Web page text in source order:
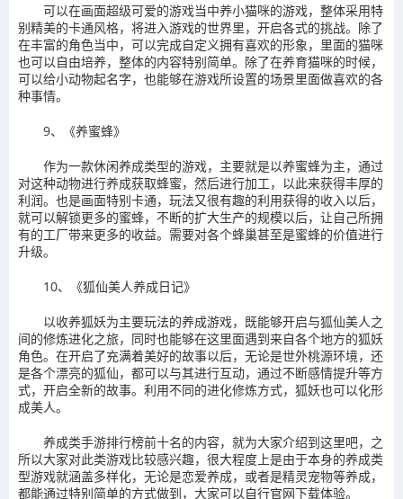
可以在画面超级可爱的游戏当中养小猫咪的游戏，整体采用特
别精美的卡通风格，将进入游戏的世界里，开启各式的挑战。除了
在丰富的角色当中，可以完成自定义拥有喜欢的形象，里面的猫咪
也可以自由培养，整体的内容特别简单。除了在养育猫咪的时候，
可以给小动物起名字，也能够在游戏所设置的场景里面做喜欢的各
种事情。
9、《养蜜蜂》
作为一款休闲养成类型的游戏，主要就是以养蜜蜂为主，通过
对这种动物进行养成获取蜂蜜，然后进行加工，以此来获得丰厚的
利润。也是画面特别卡通，玩法又很有趣的利用获得的收入以后，
就可以解锁更多的蜜蜂，不断的扩大生产的规模以后，让自己所拥
有的工厂带来更多的收益。需要对各个蜂巢甚至是蜜蜂的价值进行
升级。
10、《狐仙美人养成日记》
以收养狐妖为主要玩法的养成游戏，既能够开启与狐仙美人之
间的修炼进化之旅，同时也能够在这里面遇到来自各个地方的狐妖
角色。在开启了充满着美好的故事以后，无论是世外桃源环境，还
是各个漂亮的狐仙，都可以与其进行互动，通过不断感情提升等方
式，开启全新的故事。利用不同的进化修炼方式，狐妖也可以化形
成美人。
养成类手游排行榜前十名的内容，就为大家介绍到这里吧，之
所以大家对此类游戏比较感兴趣，很大程度上是由于本身的养成类
型游戏就涵盖多样化，无论是恋爱养成，或者是精灵宠物等养成，
都能通过特别简单的方式做到，大家可以自行官网下载体验。